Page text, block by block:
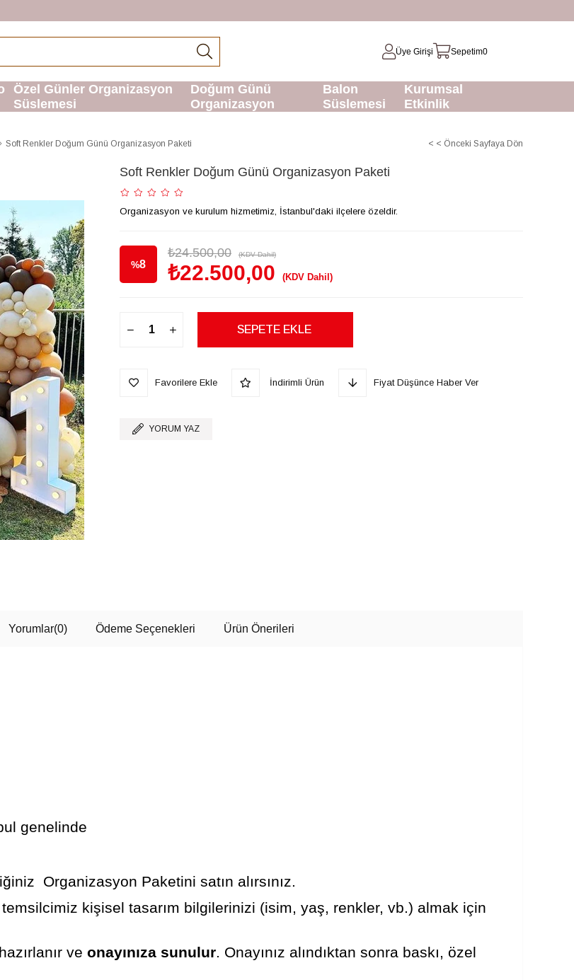
Üye Girişi Sepetim0
Özel Günler Organizasyon
Süslemesi
Doğum Günü
Organizasyon
Balon
Süslemesi
Kurumsal
Etkinlik
Soft Renkler Doğum Günü Organizasyon Paketi < < Önceki Sayfaya Dön
Soft Renkler Doğum Günü Organizasyon Paketi
Organizasyon ve kurulum hizmetimiz, İstanbul'daki ilçelere özeldir.
%8
₺24.500,00 (KDV Dahil)
₺22.500,00 (KDV Dahil)
Favorilere Ekle İndirimli Ürün Fiyat Düşünce Haber Ver
YORUM YAZ
Yorumlar(0) Ödeme Seçenekleri Ürün Önerileri
genelinde
Organizasyon Paketini satın alırsınız.
temsilcimiz kişisel tasarım bilgilerinizi (isim, yaş, renkler, vb.) almak için
ve onayınıza sunulur. Onayınız alındıktan sonra baskı, özel